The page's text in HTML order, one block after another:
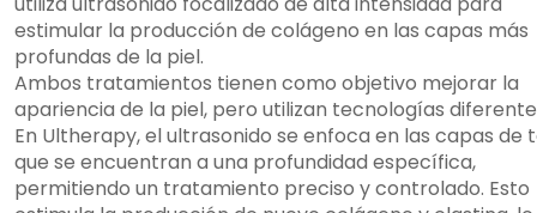
estimular la producción de colágeno en las capas más
profundas de la piel.
Ambos tratamientos tienen como objetivo mejorar la
apariencia de la piel, pero utilizan tecnologías
En Ultherapy, el ultrasonido se enfoca en las capas de
que se encuentran a una profundidad específica,
permitiendo un tratamiento preciso y controlado. Esto